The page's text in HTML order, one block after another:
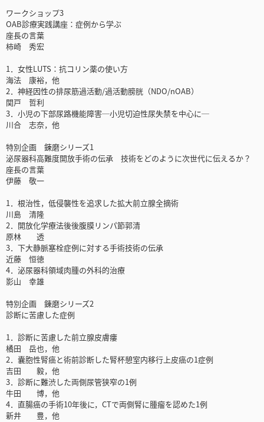
ワークショップ3
OAB診療実践講座：症例から学ぶ
座長の言葉
柿崎 秀宏
1．女性LUTS：抗コリン薬の使い方
海法 康裕，他
2．神経因性の排尿筋過活動/過活動膀胱（NDO/nOAB）
関戸 哲利
3．小児の下部尿路機能障害─小児切迫性尿失禁を中心に─
川合 志奈，他
特別企画 錬磨シリーズ1
泌尿器科高難度開放手術の伝承 技術をどのように次世代に伝えるか？
座長の言葉
伊藤 敬一
1．根治性，低侵襲性を追求した拡大前立腺全摘術
川島 清隆
2．開放化学療法後後腹膜リンパ節郭清
原林 透
3．下大静脈塞栓症例に対する手術技術の伝承
近藤 恒徳
4．泌尿器科領域肉腫の外科的治療
影山 幸雄
特別企画 錬磨シリーズ2
診断に苦慮した症例
1．診断に苦慮した前立腺皮膚瘻
橘田 岳也，他
2．囊胞性腎癌と術前診断した腎杯憩室内移行上皮癌の1症例
吉田 毅，他
3．診断に難渋した両側尿管狭窄の1例
牛田 博，他
4．直腸癌の手術10年後に，CTで両側腎に腫瘤を認めた1例
新井 豊，他